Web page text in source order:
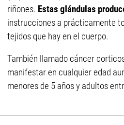
riñones. Estas glándulas
instrucciones a prácticamente
tejidos que hay en el cuerpo.
También llamado cáncer
manifestar en cualquier edad
menores de 5 años y adultos